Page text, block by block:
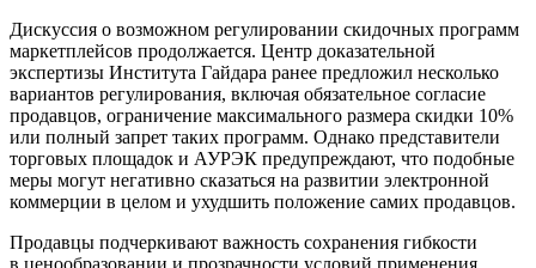
Дискуссия о возможном регулировании скидочных программ
маркетплейсов продолжается. Центр доказательной
экспертизы Института Гайдара ранее предложил несколько
вариантов регулирования, включая обязательное согласие
продавцов, ограничение максимального размера скидки 10%
или полный запрет таких программ. Однако представители
торговых площадок и АУРЭК предупреждают, что подобные
меры могут негативно сказаться на развитии электронной
коммерции в целом и ухудшить положение самих продавцов.
Продавцы подчеркивают важность сохранения гибкости
в ценообразовании и прозрачности условий применения